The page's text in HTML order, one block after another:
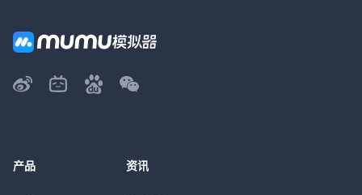
产品 资讯